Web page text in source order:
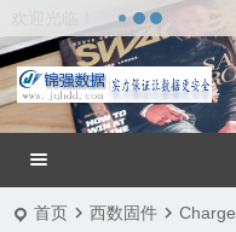
首页 西数固件